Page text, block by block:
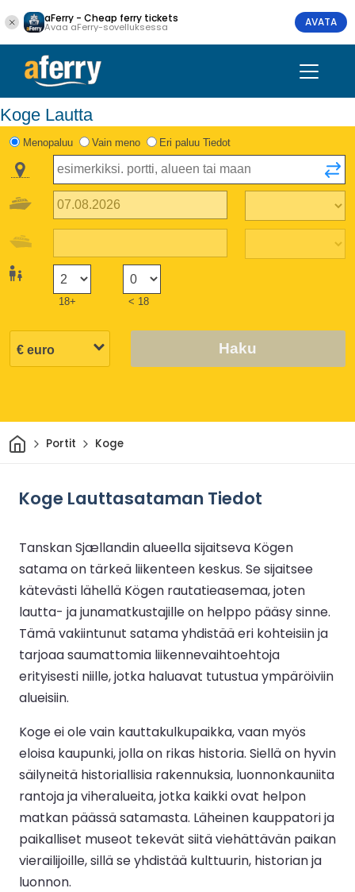
aFerry - Cheap ferry tickets
Avaa aFerry-sovelluksessa AVATA
Koge Lautta
Menopaluu Vain meno Eri paluu Tiedot
18+ < 18
Haku
KotiinPortit Koge
Koge Lauttasataman Tiedot
Tanskan Sjællandin alueella sijaitseva Kögen
satama on tärkeä liikenteen keskus. Se sijaitsee
kätevästi lähellä Kögen rautatieasemaa, joten
lautta- ja junamatkustajille on helppo pääsy sinne.
Tämä vakiintunut satama yhdistää eri kohteisiin ja
tarjoaa saumattomia liikennevaihtoehtoja
erityisesti niille, jotka haluavat tutustua ympäröiviin
alueisiin.
Koge ei ole vain kauttakulkupaikka, vaan myös
eloisa kaupunki, jolla on rikas historia. Siellä on hyvin
säilyneitä historiallisia rakennuksia, luonnonkauniita
rantoja ja viheralueita, jotka kaikki ovat helpon
matkan päässä satamasta. Läheinen kauppatori ja
paikalliset museot tekevät siitä viehättävän paikan
vierailijoille, sillä se yhdistää kulttuurin, historian ja
luonnon.